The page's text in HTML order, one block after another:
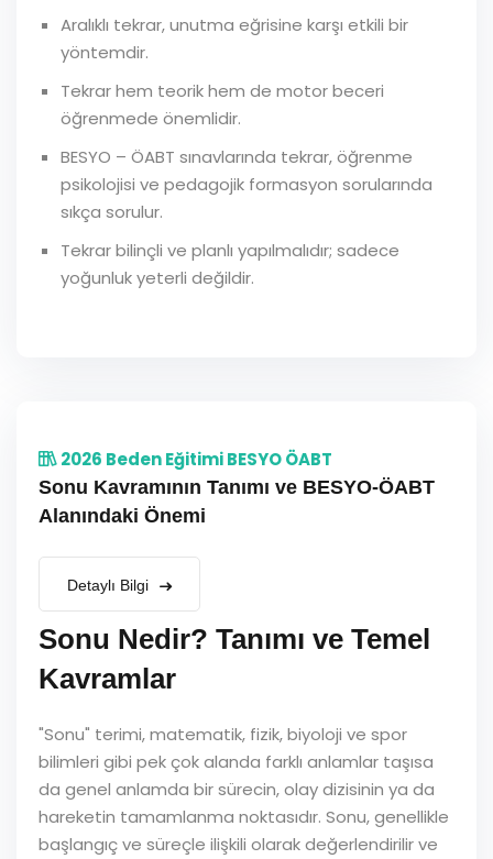
Aralıklı tekrar, unutma eğrisine karşı etkili bir
yöntemdir.
Tekrar hem teorik hem de motor beceri
öğrenmede önemlidir.
BESYO – ÖABT sınavlarında tekrar, öğrenme
psikolojisi ve pedagojik formasyon sorularında
sıkça sorulur.
Tekrar bilinçli ve planlı yapılmalıdır; sadece
yoğunluk yeterli değildir.
2026 Beden Eğitimi BESYO ÖABT
Sonu Kavramının Tanımı ve BESYO-ÖABT
Alanındaki Önemi
Detaylı Bilgi
Sonu Nedir? Tanımı ve Temel
Kavramlar
"Sonu" terimi, matematik, fizik, biyoloji ve spor
bilimleri gibi pek çok alanda farklı anlamlar taşısa
da genel anlamda bir sürecin, olay dizisinin ya da
hareketin tamamlanma noktasıdır. Sonu, genellikle
başlangıç ve süreçle ilişkili olarak değerlendirilir ve